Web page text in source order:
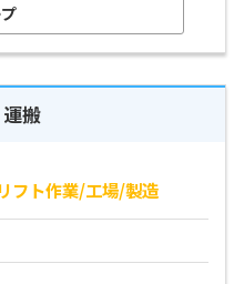
搬
フト作業/工場/製造